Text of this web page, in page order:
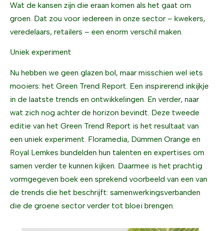
Wat de kansen zijn die eraan komen als het gaat om
groen. Dat zou voor iedereen in onze sector – kwekers,
veredelaars, retailers – een enorm verschil maken.
Uniek experiment
Nu hebben we geen glazen bol, maar misschien wel iets
mooiers: het Green Trend Report. Een inspirerend inkijkje
in de laatste trends en ontwikkelingen. En verder, naar
wat zich nog achter de horizon bevindt. Deze tweede
editie van het Green Trend Report is het resultaat van
een uniek experiment. Floramedia, Dümmen Orange en
Royal Lemkes bundelden hun talenten en expertises om
samen verder te kunnen kijken. Daarmee is het prachtig
vormgegeven boek een sprekend voorbeeld van een van
de trends die het beschrijft: samenwerkingsverbanden
die de groene sector verder tot bloei brengen.